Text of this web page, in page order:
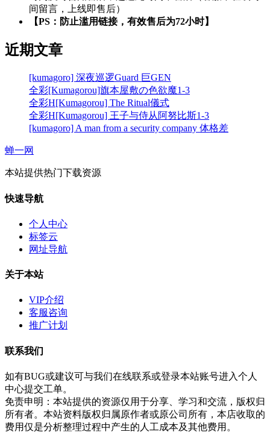
间留言，上线即售后）
【PS：防止滥用链接，有效售后为72小时】
近期文章
[kumagoro] 深夜巡逻Guard 巨GEN
全彩[Kumagorou]旗本屋敷の色欲魔1-3
全彩H[Kumagorou] The Ritual儀式
全彩H[Kumagorou] 王子与侍从阿努比斯1-3
[kumagoro] A man from a security company 体格差
蝉一网
本站提供热门下载资源
快速导航
个人中心
标签云
网址导航
关于本站
VIP介绍
客服咨询
推广计划
联系我们
如有BUG或建议可与我们在线联系或登录本站账号进入个人
中心提交工单。
免责申明：本站提供的资源仅用于分享、学习和交流，版权归
所有者。本站资料版权归属原作者或原公司所有，本店收取的
费用仅是分析整理过程中产生的人工成本及其他费用。